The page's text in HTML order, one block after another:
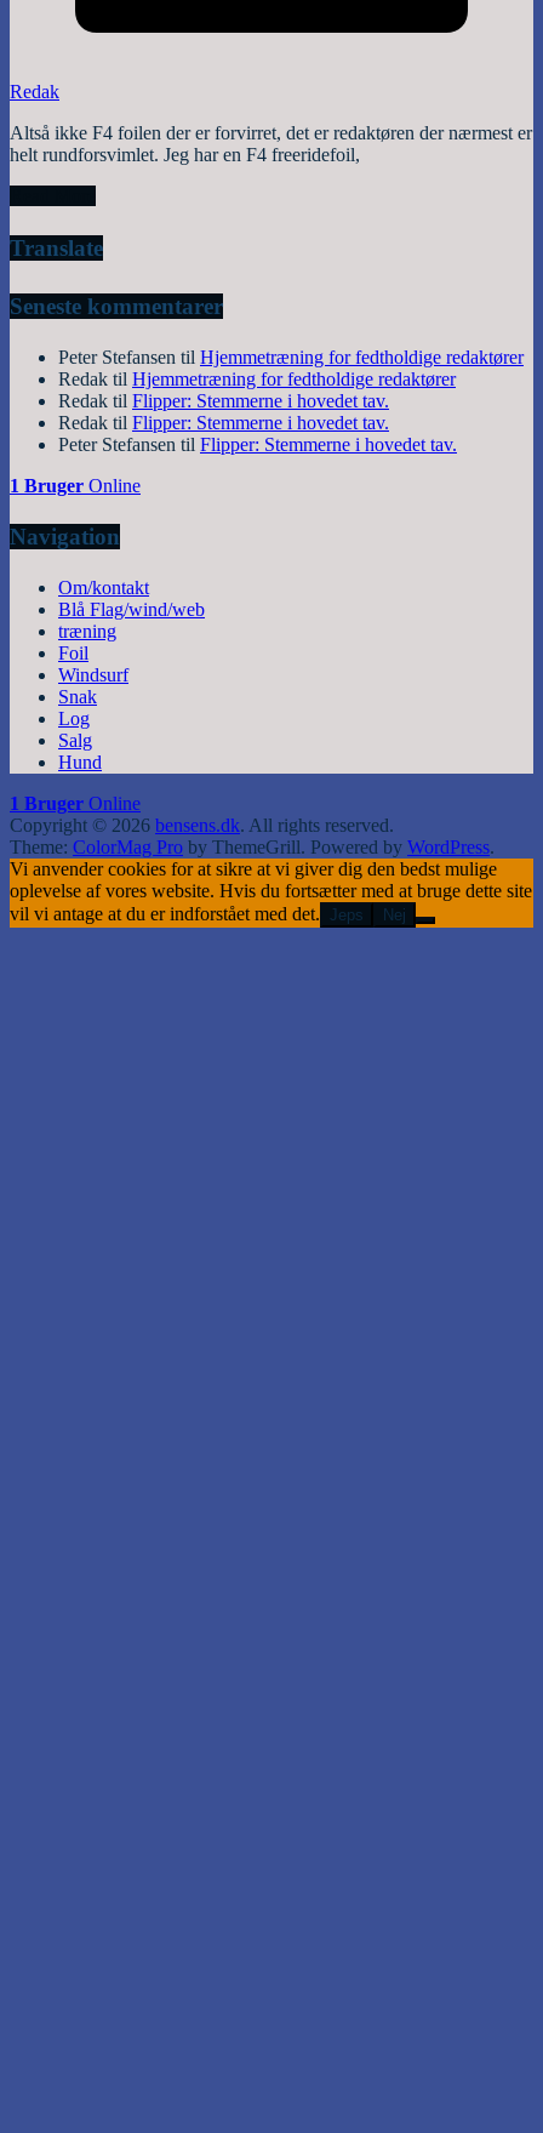
Redak
Altså ikke F4 foilen der er forvirret, det er redaktøren der nærmest er
helt rundforsvimlet. Jeg har en F4 freeridefoil,
Translate
Seneste kommentarer
Peter Stefansen til Hjemmetræning for fedtholdige redaktører
Redak til Hjemmetræning for fedtholdige redaktører
Redak til Flipper: Stemmerne i hovedet tav.
Redak til Flipper: Stemmerne i hovedet tav.
Peter Stefansen til Flipper: Stemmerne i hovedet tav.
1 Bruger Online
Navigation
Om/kontakt
Blå Flag/wind/web
træning
Foil
Windsurf
Snak
Log
Salg
Hund
1 Bruger Online
Copyright © 2026 bensens.dk. All rights reserved.
Theme: ColorMag Pro by ThemeGrill. Powered by WordPress.
Vi anvender cookies for at sikre at vi giver dig den bedst mulige
oplevelse af vores website. Hvis du fortsætter med at bruge dette site
vil vi antage at du er indforstået med det. Jeps Nej